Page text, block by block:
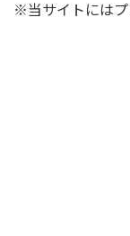
※当サイトには